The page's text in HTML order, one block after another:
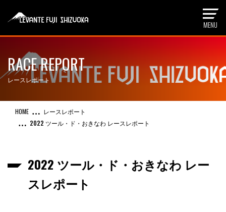
RACE REPORT
レースレポート
レースレポート
2022 ツール・ド・おきなわ レースレポート
2022 ツール・ド・おきなわ レー
スレポート